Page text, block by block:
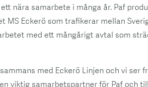
nära samarbete i många år. Paf
MS Eckerö som trafikerar mellan
med ett mångårigt avtal som
med Eckerö Linjen och vi ser
viktig samarbetspartner för Paf och